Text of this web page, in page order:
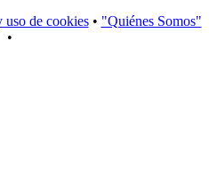
de cookies• "Quiénes Somos"
•